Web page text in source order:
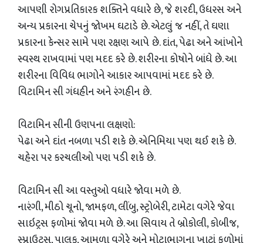
આપણી રોગપ્રતિકારક શક્તિને વધારે છે, જે શરદી, ઉધરસ અને
અન્ય પ્રકારના ચેપનું જોખમ ઘટાડે છે. એટલું જ નહીં, તે ઘણા
પ્રકારના કેન્સર સામે પણ રક્ષણ આપે છે. દાંત, પેઢા અને આંખોને
સ્વસ્થ રાખવામાં પણ મદદ કરે છે. શરીરના કોષોને બાંધે છે. આ
શરીરના વિવિધ ભાગોને આકાર આપવામાં મદદ કરે છે.
વિટામિન સી ગંધહીન અને રંગહીન છે.
વિટામિન સીની ઉણપના લક્ષણો:
પેઢા અને દાંત નબળા પડી શકે છે. એનિમિયા પણ થઈ શકે છે.
ચહેરા પર કરચલીઓ પણ પડી શકે છે.
વિટામિન સી આ વસ્તુઓ વધારે જોવા મળે છે.
નારંગી, મીઠો ચૂનો, જામફળ, લીંબુ, સ્ટ્રોબેરી, ટામેટા વગેરે જેવા
સાઇટ્રસ ફળોમાં જોવા મળે છે. આ સિવાય તે બ્રોકોલી, કોબીજ,